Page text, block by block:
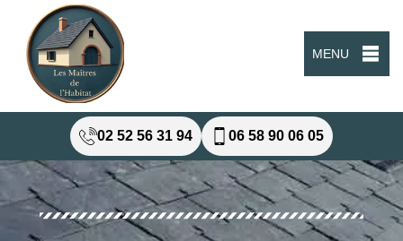
MENU
02 52 56 31 94 06 58 90 06 05